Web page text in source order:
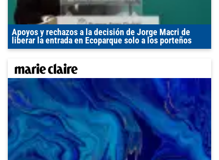
Apoyos y rechazos a la decisión de Jorge Macri de
liberar la entrada en Ecoparque solo a los porteños